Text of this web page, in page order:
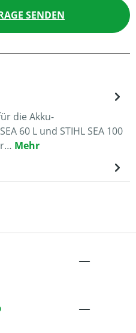
SENDEN
die Akku-
60 L und STIHL SEA 100
Mehr